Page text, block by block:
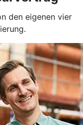
den eigenen vier